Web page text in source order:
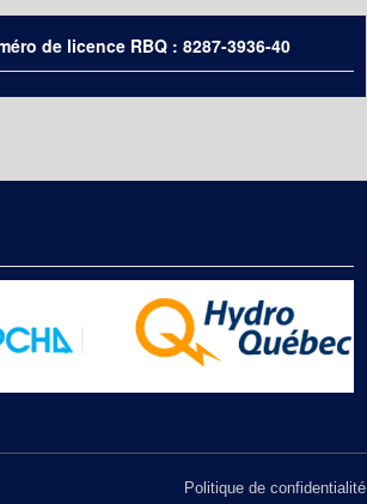
de licence RBQ : 8287-3936-40
Politique de confidentialité